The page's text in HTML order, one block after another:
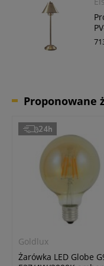
Proponowane
Goldlux
Żarówka LED Globe
24h